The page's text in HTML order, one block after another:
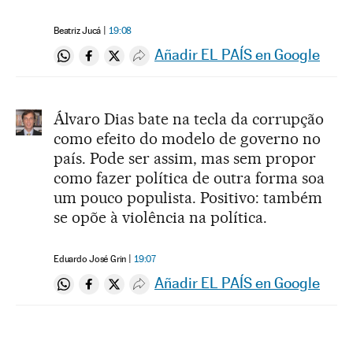
Beatriz Jucá 19:08
Compartir en Whatsapp
Compartir en Facebook
Compartir en Twitter
Desplegar Redes Sociales
Añadir EL PAÍS en Google
Álvaro Dias bate na tecla da corrupção
como efeito do modelo de governo no
país. Pode ser assim, mas sem propor
como fazer política de outra forma soa
um pouco populista. Positivo: também
se opõe à violência na política.
Eduardo José Grin 19:07
Compartir en Whatsapp
Compartir en Facebook
Compartir en Twitter
Desplegar Redes Sociales
Añadir EL PAÍS en Google